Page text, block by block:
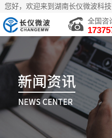
您好，欢迎来到湖南长仪微波科技
全国咨